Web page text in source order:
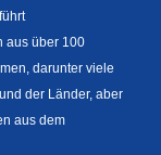
aus über 100
darunter viele
der Länder, aber
aus dem